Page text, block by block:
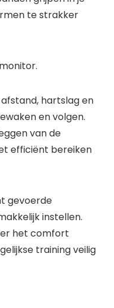
te strakker
hartslag en
en volgen.
van de
efficiënt bereiken
gevoerde
instellen.
het comfort
training veilig